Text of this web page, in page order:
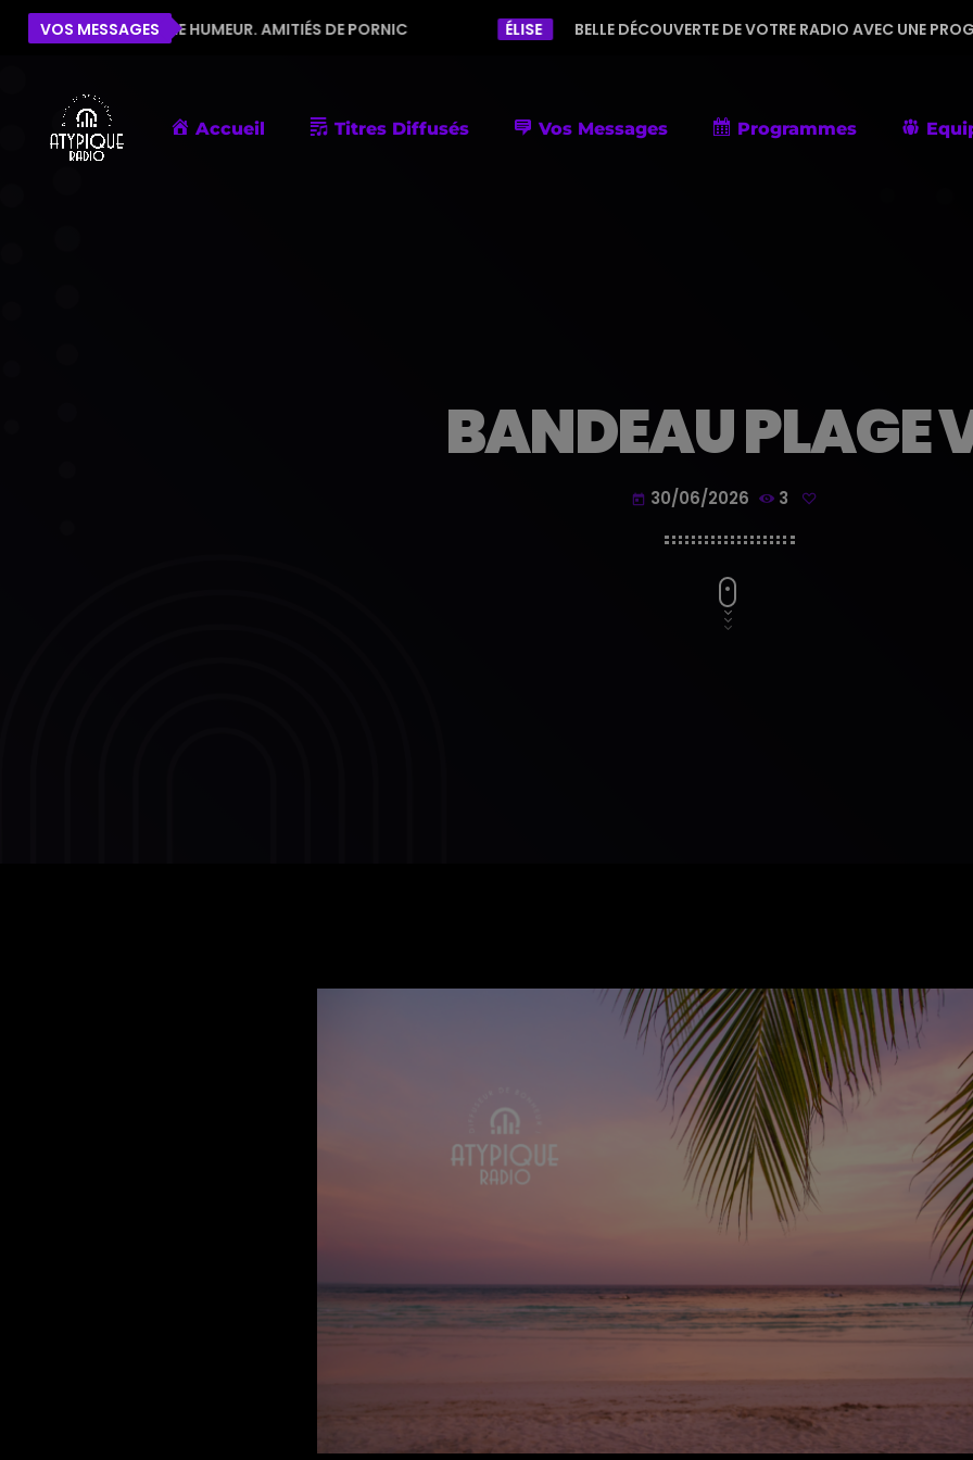
VOS MESSAGES
BONNE HUMEUR. AMITIÉS DE PORNIC ÉLISE BELLE DÉCOUVERTE DE VOTRE RADIO AVEC UNE
Accueil Titres Diffusés Vos Messages Programmes
BANDEAU PLAGE
today 30/06/2026 3